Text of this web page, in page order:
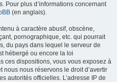
Pour plus d’informations concernant
(en anglais).
à caractère abusif, obscène,
pornographique, etc. qui pourrait
du pays dans lequel le serveur de
hébergé ou encore la loi
ces dispositions, vous vous exposez à
nous réservons le droit d’avertir
autorités officielles. L’adresse IP de